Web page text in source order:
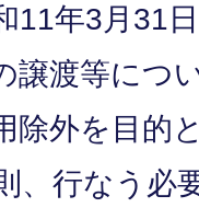
11年3月31
譲渡等につ
除外を目的
、行なう必